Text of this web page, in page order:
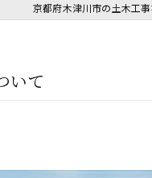
京都府木津川市の土木工
いて